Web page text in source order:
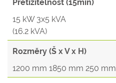
Přetížitelnost (15min)
15 kW 3x5 kVA
(16.2 kVA)
Rozměry (Š x V x H)
1200 mm 1850 mm 250 mm